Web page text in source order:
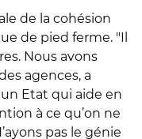
de la cohésion
de pied ferme. "Il
Nous avons
agences, a
Etat qui aide en
à ce qu’on ne
pas le génie